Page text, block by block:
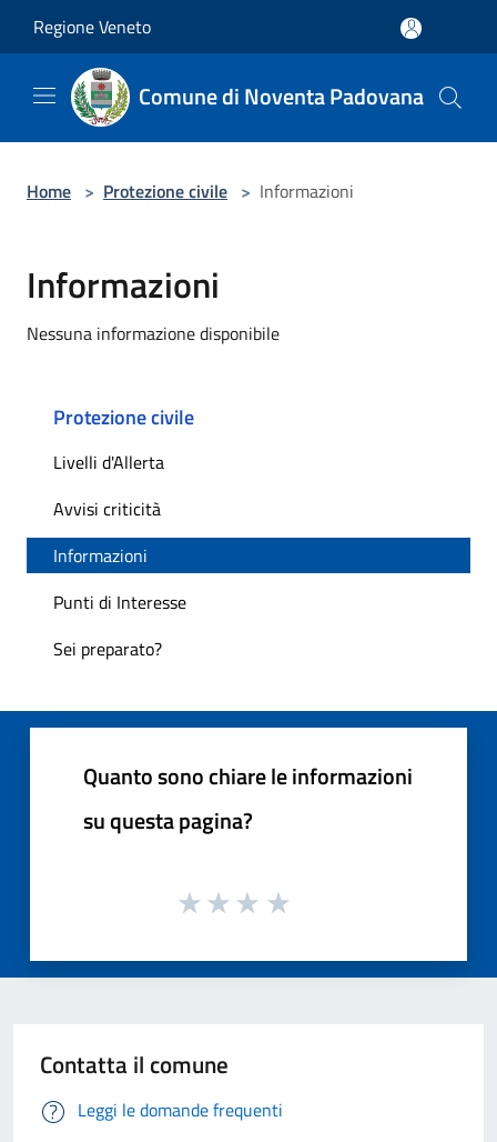
Regione Veneto
Comune di Noventa Padovana
Home > Protezione civile > Informazioni
Informazioni
Nessuna informazione disponibile
Protezione civile
Livelli d'Allerta
Avvisi criticità
Informazioni
Punti di Interesse
Sei preparato?
Quanto sono chiare le informazioni
su questa pagina?
Contatta il comune
Leggi le domande frequenti